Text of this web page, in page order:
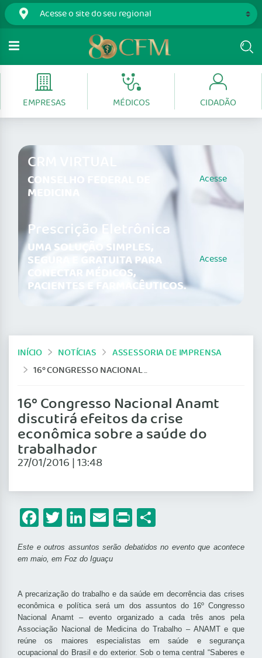
EMPRESAS MÉDICOS CIDADÃO
CRM VIRTUAL
CONSELHO FEDERAL DE
MEDICINA
Acesse
Prescrição Eletrônica
UMA SOLUÇÃO SIMPLES,
SEGURA E GRATUITA PARA
CONECTAR MÉDICOS,
PACIENTES E FARMACÊUTICOS.
Acesse
INÍCIO NOTÍCIAS
ASSESSORIA DE IMPRENSA
16º CONGRESSO NACIONAL ANAMT DISCUTIRÁ EFEITOS DA CRISE ECONÔMICA SOBRE A SAÚDE DO TRABALHADOR
16º Congresso Nacional Anamt
discutirá efeitos da crise
econômica sobre a saúde do
trabalhador
27/01/2016 | 13:48
Facebook
Twitter
LinkedIn
Email
Print
Este e outros assuntos serão debatidos no evento que acontece
em maio, em Foz do Iguaçu
A precarização do trabalho e da saúde em decorrência das crises
econômica e política será um dos assuntos do 16º Congresso
Nacional Anamt – evento organizado a cada três anos pela
Associação Nacional de Medicina do Trabalho – ANAMT e que
reúne os maiores especialistas em saúde e segurança
ocupacional do Brasil e do exterior. Sob o tema central “Saberes e